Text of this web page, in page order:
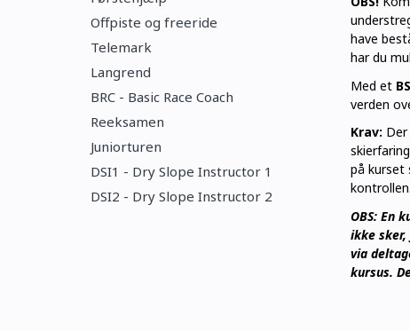
Offpiste og freeride
Telemark
Langrend
BRC - Basic Race Coach
Reeksamen
Juniorturen
DSI1 - Dry Slope Instructor 1
DSI2 - Dry Slope Instructor 2
have
har du
Med et
verden
Krav:
på kurset
OBS: En
ikke
via
kursus.